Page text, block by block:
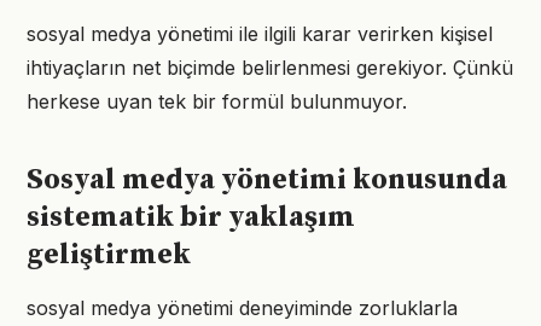
sosyal medya yönetimi ile ilgili karar verirken kişisel
ihtiyaçların net biçimde belirlenmesi gerekiyor. Çünkü
herkese uyan tek bir formül bulunmuyor.
Sosyal medya yönetimi konusunda
sistematik bir yaklaşım
geliştirmek
sosyal medya yönetimi deneyiminde zorluklarla